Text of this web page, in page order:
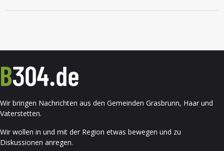
Wir bringen Nachrichten aus den Gemeinden Grasbrunn, Haar und
Vaterstetten.
Wir wollen in und mit der Region etwas bewegen und zu
Diskussionen anregen.